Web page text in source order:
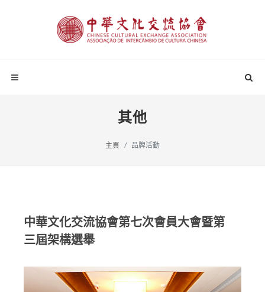
其他
主頁 品牌活動
中華文化交流協會第七次會員大會暨第
三屆架構選舉